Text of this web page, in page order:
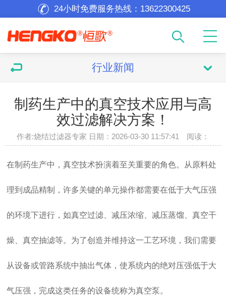
24小时免费服务热线： 13622300425
行业新闻
制药生产中的真空技术应用与高
效过滤解决方案！
作者:烧结过滤器专家 日期：2026-03-30 11:57:41 阅读：
在制药生产中，真空技术扮演着至关重要的角色。从原料处
理到成品精制，许多关键的单元操作都需要在低于大气压强
的环境下进行，如真空过滤、减压浓缩、减压蒸馏、真空干
燥、真空抽滤等。为了创造并维持这一工艺环境，我们需要
从设备或管路系统中抽出气体，使系统内的绝对压强低于大
气压强，完成这类任务的设备统称为真空泵。